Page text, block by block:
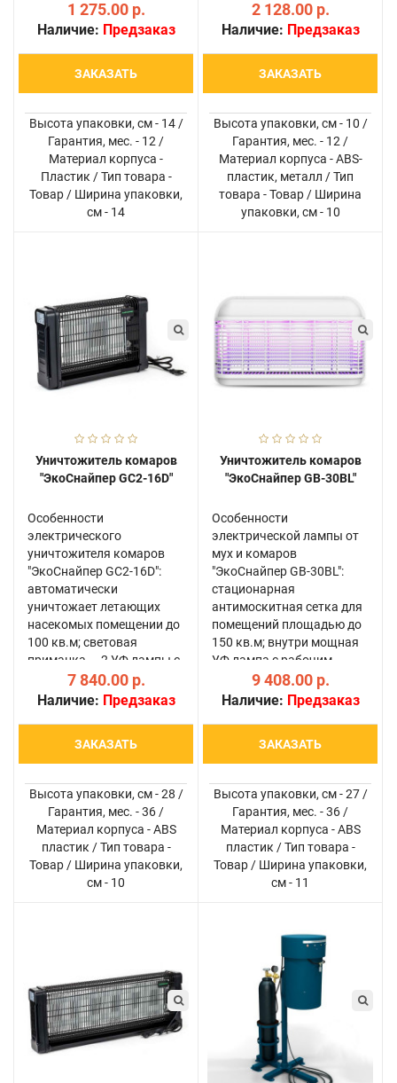
кровососущих насекомых
в радиусе до 5 метров; 2
просто свет (есть
переключат..
1 275.00 р.
Наличие: Предзаказ
ЗАКАЗАТЬ
Высота упаковки, см - 14 /
Гарантия, мес. - 12 /
Материал корпуса -
Пластик / Тип товара -
Товар / Ширина упаковки,
см - 14
гнуса и т.д. помещение
площадью 50 кв.м; 2
(приманка) и 5-ваттная
бела..
2 128.00 р.
Наличие: Предзаказ
ЗАКАЗАТЬ
Высота упаковки, см - 10 /
Гарантия, мес. - 12 /
Материал корпуса - ABS-
пластик, металл / Тип
товара - Товар / Ширина
упаковки, см - 10
Уничтожитель комаров
"ЭкоСнайпер GC2-16D"
Особенности
электрического
уничтожителя комаров
"ЭкоСнайпер GC2-16D":
автоматически
уничтожает летающих
насекомых помещении до
100 кв.м; световая
приманка — 2 УФ лампы с
рабочим ресурсом до
10000 часов;
микроразрядами тока;
внутренняя сетк..
7 840.00 р.
Наличие: Предзаказ
ЗАКАЗАТЬ
Высота упаковки, см - 28 /
Гарантия, мес. - 36 /
Материал корпуса - ABS
пластик / Тип товара -
Товар / Ширина упаковки,
см - 10
Уничтожитель комаров
"ЭкоСнайпер GB-30BL"
Особенности
электрической лампы от
мух и комаров
"ЭкоСнайпер GB-30BL":
стационарная
антимоскитная сетка для
помещений площадью до
150 кв.м; внутри мощная
УФ лампа с рабочим
ресурсом до 20000 часов
свечения; комары и
разрядами тока;
электрическа..
9 408.00 р.
Наличие: Предзаказ
ЗАКАЗАТЬ
Высота упаковки, см - 27 /
Гарантия, мес. - 36 /
Материал корпуса - ABS
пластик / Тип товара -
Товар / Ширина упаковки,
см - 11